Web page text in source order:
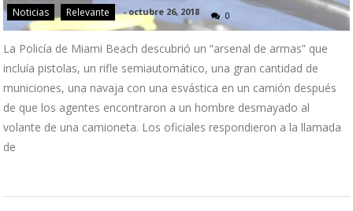
Noticias Relevante -octubre 26, 2018 0
La Policía de Miami Beach descubrió un “arsenal de armas” que
incluía pistolas, un rifle semiautomático, una gran cantidad de
municiones, una navaja con una esvástica en un camión después
de que los agentes encontraron a un hombre desmayado al
volante de una camioneta. Los oficiales respondieron a la llamada
de